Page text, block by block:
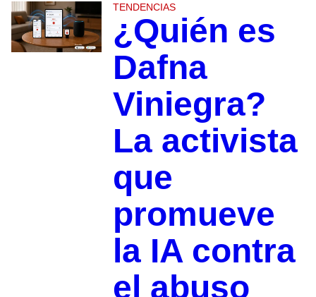
TENDENCIAS
¿Quién es
Dafna
Viniegra?
La activista
que
promueve
la IA contra
el abuso